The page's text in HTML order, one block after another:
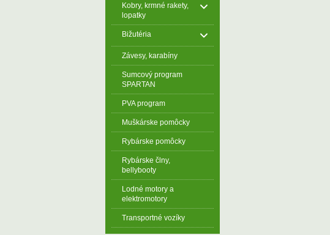
Kobry, krmné rakety,
lopatky
Bižutéria
Závesy, karabíny
Sumcový program
SPARTAN
PVA program
Muškárske pomôcky
Rybárske pomôcky
Rybárske člny,
bellybooty
Lodné motory a
elektromotory
Transportné vozíky